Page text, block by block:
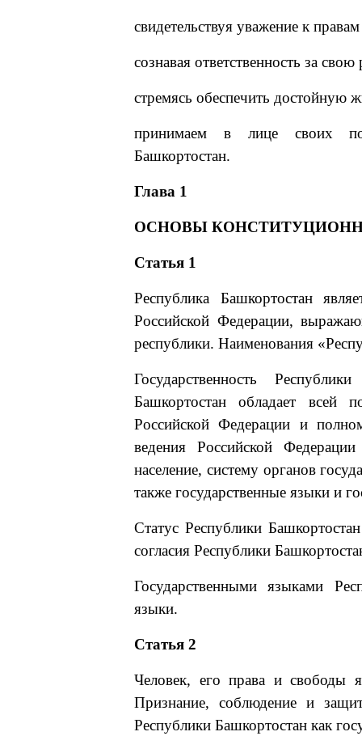
свидетельствуя уважение к
сознавая ответственность за
стремясь обеспечить достойную
принимаем в лице своих
Башкортостан.
Глава 1
ОСНОВЫ
Статья 1
Республика Башкортостан
Российской Федерации,
республики. Наименования
Государственность
Башкортостан обладает всей
Российской Федерации и
ведения Российской
население, систему органов
также государственные языки и
Статус Республики
согласия Республики
Государственными языками
языки.
Статья 2
Человек, его права и свободы
Признание, соблюдение и
Республики Башкортостан как